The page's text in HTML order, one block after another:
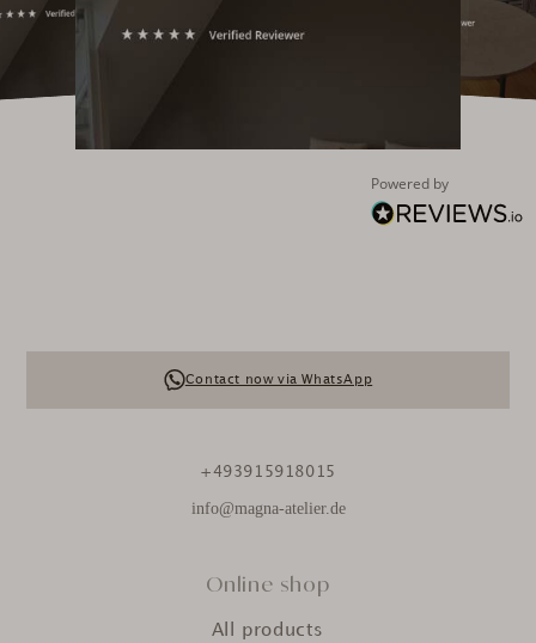
Powered by
Contact now via WhatsApp
+493915918015
info@magna-atelier.de
Online shop
All products